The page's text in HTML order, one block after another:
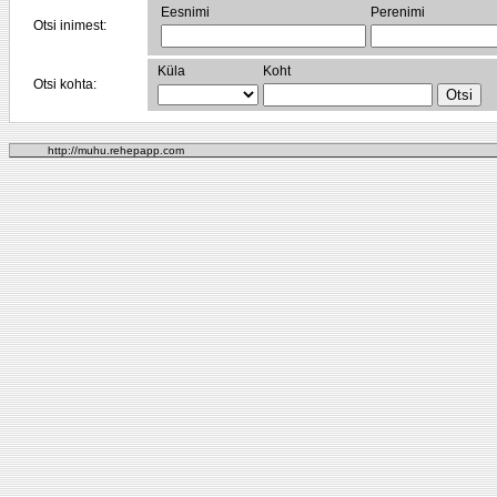
Otsi inimest:
Eesnimi Perenimi
Otsi kohta:
Küla Koht
http://muhu.rehepapp.com